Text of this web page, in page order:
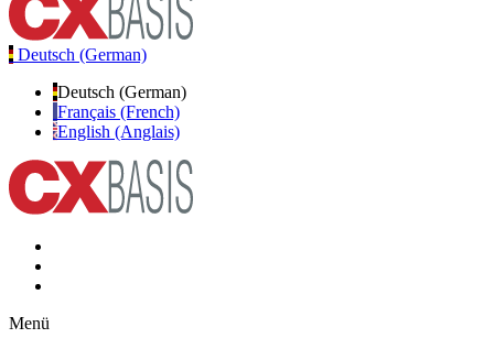
Deutsch (German)
Deutsch (German)
Français (French)
English (Anglais)
Menü